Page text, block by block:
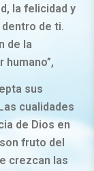
la felicidad y
de ti.
de la
humano”,
sus
cualidades
de Dios en
fruto del
crezcan las